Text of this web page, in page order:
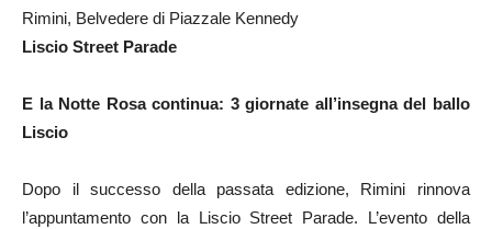
Rimini, Belvedere di Piazzale Kennedy
Liscio Street Parade
E la Notte Rosa continua: 3 giornate all’insegna del ballo
Liscio
Dopo il successo della passata edizione, Rimini rinnova
l’appuntamento con la Liscio Street Parade. L’evento della